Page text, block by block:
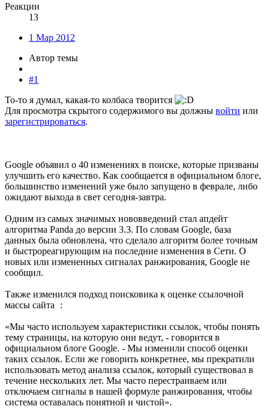
Реакции
13
1 Мар 2012
Автор темы
#1
То-то я думал, какая-то колбаса творится
Для просмотра скрытого содержимого вы должны войти или
зарегистрироваться.
Google объявил о 40 изменениях в поиске, которые призваны
улучшить его качество. Как сообщается в официальном блоге,
большинство изменений уже было запущено в феврале, либо
ожидают выхода в свет сегодня-завтра.
Одним из самых значимых нововведений стал апдейт
алгоритма Panda до версии 3.3. По словам Google, база
данных была обновлена, что сделало алгоритм более точным
и быстрореагирующим на последние изменения в Сети. О
новых или измененных сигналах ранжирования, Google не
сообщил.
Также изменился подход поисковика к оценке ссылочной
массы сайта
:
«Мы часто используем характеристики ссылок, чтобы понять
тему страницы, на которую они ведут, - говорится в
официальном блоге Google. - Мы изменили способ оценки
таких ссылок. Если же говорить конкретнее, мы прекратили
использовать метод анализа ссылок, который существовал в
течение нескольких лет. Мы часто перестраиваем или
отключаем сигналы в нашей формуле ранжирования, чтобы
система оставалась понятной и чистой».